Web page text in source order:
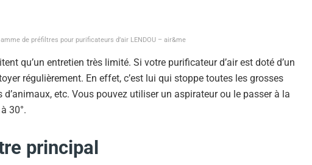
de préfiltres pour purificateurs d’air LENDOU – air&me
qu’un entretien très limité. Si votre purificateur d’air est doté d’un
régulièrement. En effet, c’est lui qui stoppe toutes les grosses
d’animaux, etc. Vous pouvez utiliser un aspirateur ou le passer à la
30°.
principal